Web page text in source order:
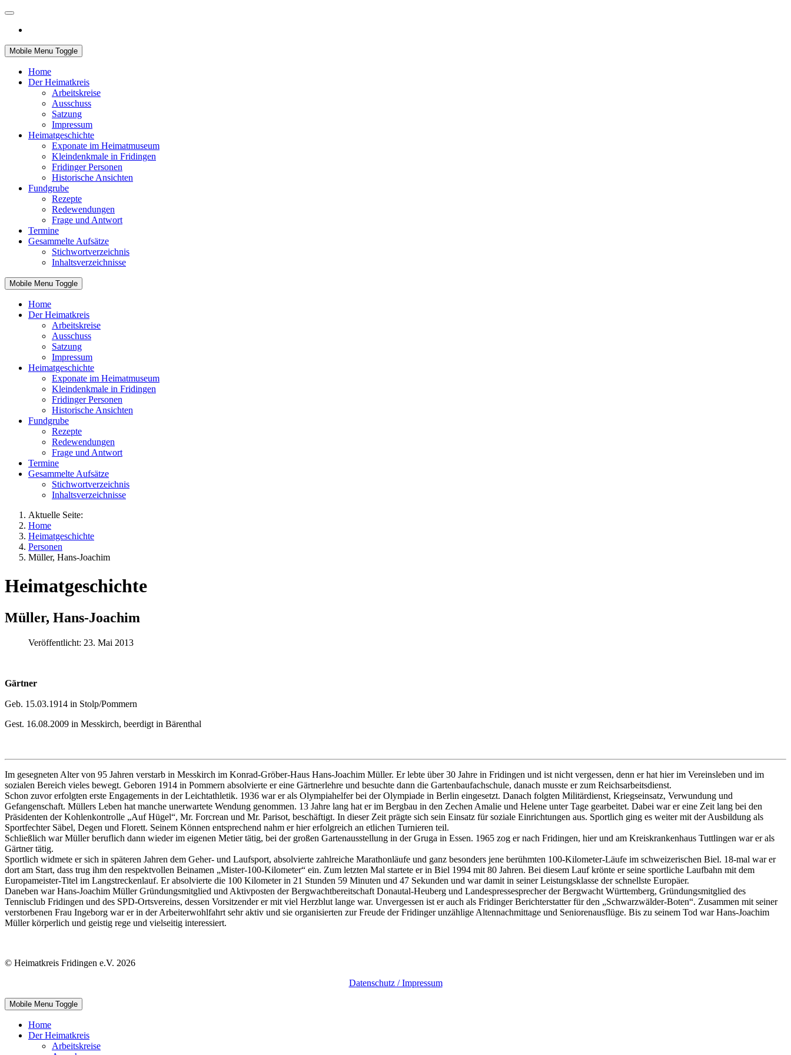
Mobile Menu Toggle
Home
Der Heimatkreis
Arbeitskreise
Ausschuss
Satzung
Impressum
Heimatgeschichte
Exponate im Heimatmuseum
Kleindenkmale in Fridingen
Fridinger Personen
Historische Ansichten
Fundgrube
Rezepte
Redewendungen
Frage und Antwort
Termine
Gesammelte Aufsätze
Stichwortverzeichnis
Inhaltsverzeichnisse
Mobile Menu Toggle
Home
Der Heimatkreis
Arbeitskreise
Ausschuss
Satzung
Impressum
Heimatgeschichte
Exponate im Heimatmuseum
Kleindenkmale in Fridingen
Fridinger Personen
Historische Ansichten
Fundgrube
Rezepte
Redewendungen
Frage und Antwort
Termine
Gesammelte Aufsätze
Stichwortverzeichnis
Inhaltsverzeichnisse
Aktuelle Seite:
Home
Heimatgeschichte
Personen
Müller, Hans-Joachim
Heimatgeschichte
Müller, Hans-Joachim
Veröffentlicht: 23. Mai 2013
Gärtner
Geb. 15.03.1914 in Stolp/Pommern
Gest. 16.08.2009 in Messkirch, beerdigt in Bärenthal
Im gesegneten Alter von 95 Jahren verstarb in Messkirch im Konrad-Gröber-Haus Hans-Joachim Müller. Er lebte über 30 Jahre in Fridingen und ist nicht vergessen, denn er hat hier im Vereinsleben und im
sozialen Bereich vieles bewegt. Geboren 1914 in Pommern absolvierte er eine Gärtnerlehre und besuchte dann die Gartenbaufachschule, danach musste er zum Reichsarbeitsdienst.
Schon zuvor erfolgten erste Engagements in der Leichtathletik. 1936 war er als Olympiahelfer bei der Olympiade in Berlin eingesetzt. Danach folgten Militärdienst, Kriegseinsatz, Verwundung und
Gefangenschaft. Müllers Leben hat manche unerwartete Wendung genommen. 13 Jahre lang hat er im Bergbau in den Zechen Amalie und Helene unter Tage gearbeitet. Dabei war er eine Zeit lang bei den
Präsidenten der Kohlenkontrolle „Auf Hügel“, Mr. Forcrean und Mr. Parisot, beschäftigt. In dieser Zeit prägte sich sein Einsatz für soziale Einrichtungen aus. Sportlich ging es weiter mit der Ausbildung als
Sportfechter Säbel, Degen und Florett. Seinem Können entsprechend nahm er hier erfolgreich an etlichen Turnieren teil.
Schließlich war Müller beruflich dann wieder im eigenen Metier tätig, bei der großen Gartenausstellung in der Gruga in Essen. 1965 zog er nach Fridingen, hier und am Kreiskrankenhaus Tuttlingen war er als
Gärtner tätig.
Sportlich widmete er sich in späteren Jahren dem Geher- und Laufsport, absolvierte zahlreiche Marathonläufe und ganz besonders jene berühmten 100-Kilometer-Läufe im schweizerischen Biel. 18-mal war er
dort am Start, dass trug ihm den respektvollen Beinamen „Mister-100-Kilometer“ ein. Zum letzten Mal startete er in Biel 1994 mit 80 Jahren. Bei diesem Lauf krönte er seine sportliche Laufbahn mit dem
Europameister-Titel im Langstreckenlauf. Er absolvierte die 100 Kilometer in 21 Stunden 59 Minuten und 47 Sekunden und war damit in seiner Leistungsklasse der schnellste Europäer.
Daneben war Hans-Joachim Müller Gründungsmitglied und Aktivposten der Bergwachtbereitschaft Donautal-Heuberg und Landespressesprecher der Bergwacht Württemberg, Gründungsmitglied des
Tennisclub Fridingen und des SPD-Ortsvereins, dessen Vorsitzender er mit viel Herzblut lange war. Unvergessen ist er auch als Fridinger Berichterstatter für den „Schwarzwälder-Boten“. Zusammen mit seiner
verstorbenen Frau Ingeborg war er in der Arbeiterwohlfahrt sehr aktiv und sie organisierten zur Freude der Fridinger unzählige Altennachmittage und Seniorenausflüge. Bis zu seinem Tod war Hans-Joachim
Müller körperlich und geistig rege und vielseitig interessiert.
© Heimatkreis Fridingen e.V. 2026
Datenschutz / Impressum
Mobile Menu Toggle
Home
Der Heimatkreis
Arbeitskreise